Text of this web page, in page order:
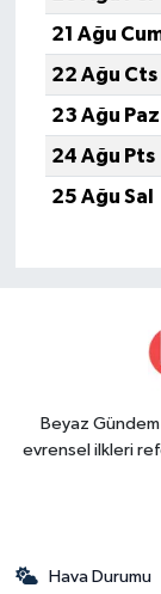
21 Ağu
22 Ağu Cts
23 Ağu Paz
24 Ağu Pts
25 Ağu Sal
Beyaz
evrensel ilkleri
Hava Durumu